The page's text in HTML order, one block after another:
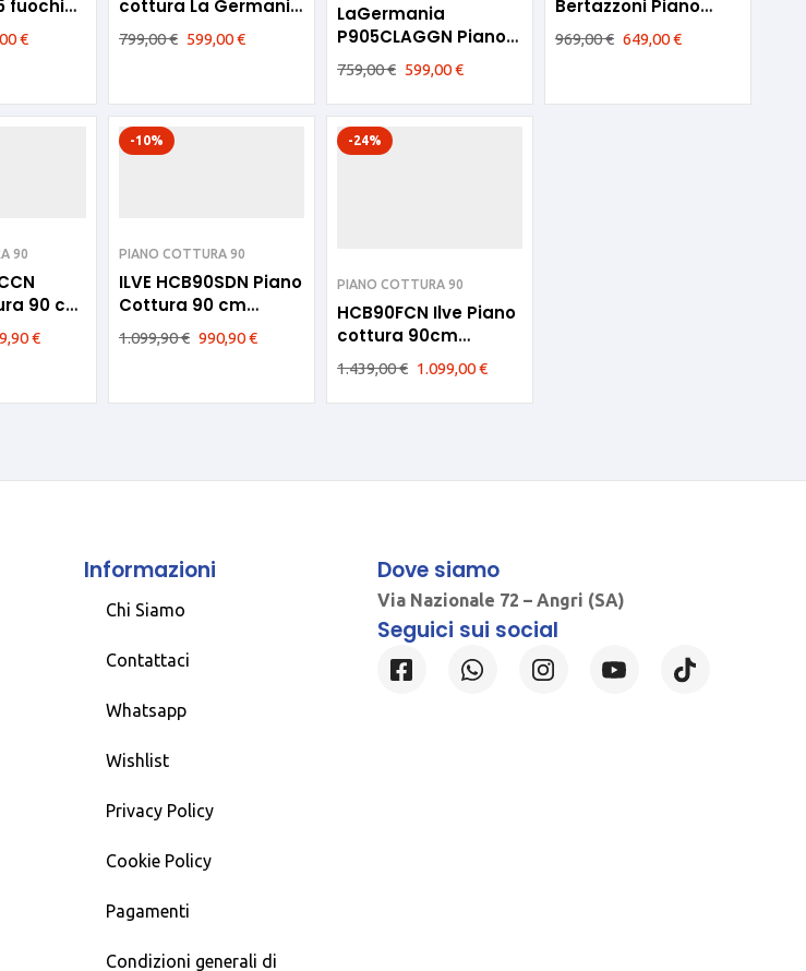
fuochi
€
cottura La Germania
90cm Nero 5 fuochi
799,00€ 599,00€
LaGermania
P905CLAGGN Piano
Cottura 90cm Vetro
Nero
759,00€ 599,00€
Bertazzoni Piano
cottura 90cm Inox
969,00€ 649,00€
90
90 cm
€
-10%
PIANO COTTURA 90
ILVE HCB90SDN Piano
Cottura 90 cm
Acciaio Inox
1.099,90€ 990,90€
-24%
PIANO COTTURA 90
HCB90FCN Ilve Piano
cottura 90cm
Nostalgie Con
Pescera Bianco
Antico
1.439,00€ 1.099,00€
Informazioni
Chi Siamo
Contattaci
Whatsapp
Wishlist
Privacy Policy
Cookie Policy
Pagamenti
Condizioni generali di
Dove siamo
Via Nazionale 72 – Angri (SA)
Seguici sui social